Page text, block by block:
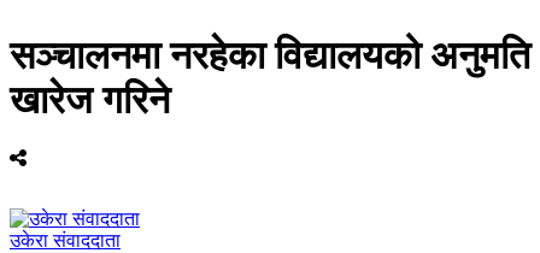
सञ्चालनमा नरहेका विद्यालयको अनुमति
खारेज गरिने
उकेरा संवाददाता